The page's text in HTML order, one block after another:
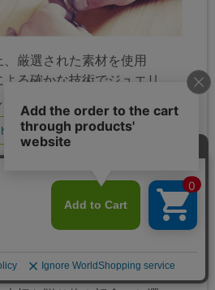
厳選された素材を使用
る確かな技術でジュエリ
。安心で高品質な製品を
になりやすいニッケルは使